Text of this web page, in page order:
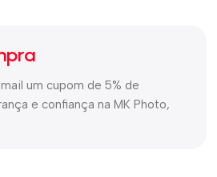
um cupom de 5% de
e confiança na MK Photo,